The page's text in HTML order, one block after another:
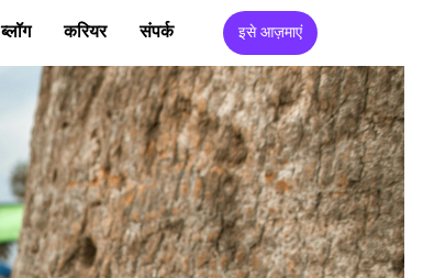
ब्लॉग करियर संपर्क इसे आज़माएं